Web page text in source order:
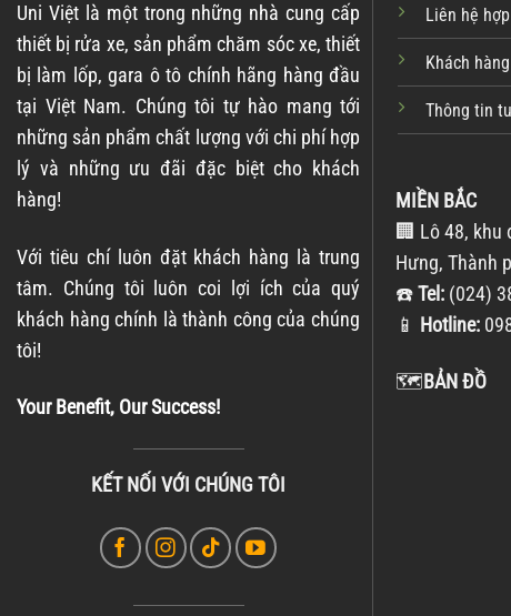
Uni Việt là một trong những nhà cung cấp
thiết bị rửa xe, sản phẩm chăm sóc xe, thiết
bị làm lốp, gara ô tô chính hãng hàng đầu
tại Việt Nam. Chúng tôi tự hào mang tới
những sản phẩm chất lượng với chi phí hợp
lý và những ưu đãi đặc biệt cho khách
hàng!
Với tiêu chí luôn đặt khách hàng là trung
tâm. Chúng tôi luôn coi lợi ích của quý
khách hàng chính là thành công của chúng
tôi!
Your Benefit, Our Success!
KẾT NỐI VỚI CHÚNG TÔI
Liên hệ
Khách
Thông tin
MIỀN BẮC
🏢 Lô 48, khu
Hưng, Thành
☎️Tel: (024)
📱 Hotline:
🗺️BẢN ĐỒ